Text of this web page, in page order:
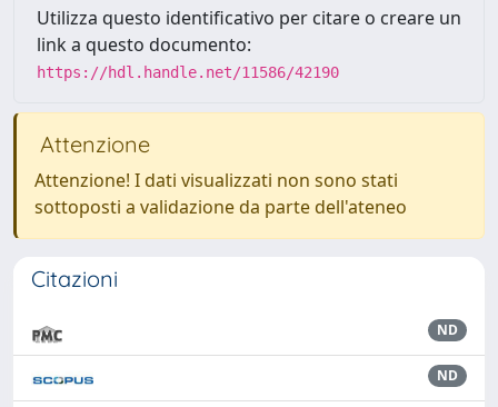
Utilizza questo identificativo per citare o creare un
link a questo documento:
https://hdl.handle.net/11586/42190
Attenzione
Attenzione! I dati visualizzati non sono stati
sottoposti a validazione da parte dell'ateneo
Citazioni
ND
ND